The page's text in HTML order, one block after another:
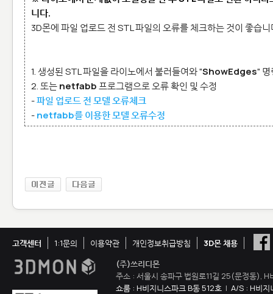
니다.
3D몬에 파일 업로드 전 STL 파일의 오류를 체크하는 것이 좋습니
1. 생성된 STL 파일을 라이노에서 불러들여와 "ShowEdges"
2. 또는netfabb프로그램으로 오류 확인 및 수정
-파일 업로드 전 모델 오류체크
-netfabb를 이용한 모델 오류수정
고객센터 1:1문의 이용약관 개인정보취급방침
3D몬 채용
(주)쓰리디몬
주소 : 서울시 송파구 법원로11길 25(문정동),
쇼룸 : H비지니스파크 B동 512호 | A/S : H비지